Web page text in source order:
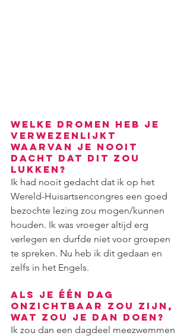
Welke dromen heb je
verwezenlijkt
waarvan je nooit
dacht dat dit zou
lukken?
Ik had nooit gedacht dat ik op het
Wereld-Huisartsencongres een goed
bezochte lezing zou mogen/kunnen
houden. Ik was vroeger altijd erg
verlegen en durfde niet voor groepen
te spreken. Nu heb ik dit gedaan en
zelfs in het Engels.
Als je één dag
onzichtbaar zou zijn,
wat zou je dan doen?
Ik zou dan een dagdeel meezwemmen